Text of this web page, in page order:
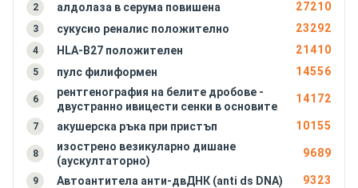
Амилоидоза на черния дроб
Анкилозиращ спондилартрит (болест на Бехтерев)
Антракс (белодробна форма)
Антракс (чревна форма)
Антракс на кожата (синя пъпка, сибирска язва)
Аортна инсуфициенция
Аортна стеноза
Апластична анемия (костномозъчна хипоплазия)
2 алдолаза в серума повишена 27210
3 сукусио реналис положително 23292
4 HLA-B27 положителен 21410
5 пулс филиформен 14556
6
рентгенография на белите дробове -
двустранно ивицести сенки в основите
14172
7 акушерска ръка при пристъп 10155
8
изострено везикуларно дишане
(аускултаторно)
9689
9 Автоантитела анти-двДНК (anti ds DNA) 9323